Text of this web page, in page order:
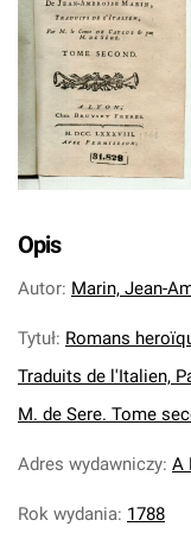
Opis
Autor: Marin, Jean-
Tytuł: Romans
Traduits de l'Italien,
M. de Sere. Tome
Adres wydawniczy: A
Rok wydania: 1788